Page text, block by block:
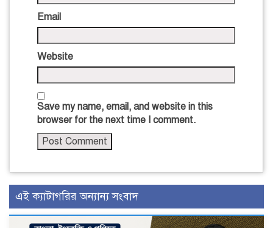
Email
Website
Save my name, email, and website in this
browser for the next time I comment.
এই ক্যাটাগরির অন্যান্য সংবাদ